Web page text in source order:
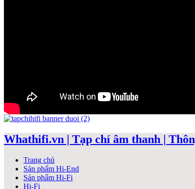
Whathifi.vn | Tạp chí âm thanh |
Trang chủ
Sản phẩm Hi-End
Sản phẩm Hi-Fi
Hi-Fi